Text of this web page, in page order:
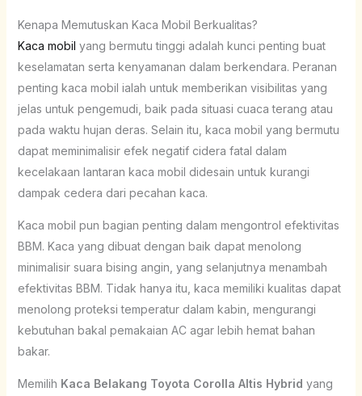
Kenapa Memutuskan Kaca Mobil Berkualitas?
Kaca mobil yang bermutu tinggi adalah kunci penting buat
keselamatan serta kenyamanan dalam berkendara. Peranan
penting kaca mobil ialah untuk memberikan visibilitas yang
jelas untuk pengemudi, baik pada situasi cuaca terang atau
pada waktu hujan deras. Selain itu, kaca mobil yang bermutu
dapat meminimalisir efek negatif cidera fatal dalam
kecelakaan lantaran kaca mobil didesain untuk kurangi
dampak cedera dari pecahan kaca.
Kaca mobil pun bagian penting dalam mengontrol efektivitas
BBM. Kaca yang dibuat dengan baik dapat menolong
minimalisir suara bising angin, yang selanjutnya menambah
efektivitas BBM. Tidak hanya itu, kaca memiliki kualitas dapat
menolong proteksi temperatur dalam kabin, mengurangi
kebutuhan bakal pemakaian AC agar lebih hemat bahan
bakar.
Memilih Kaca Belakang Toyota Corolla Altis Hybrid yang